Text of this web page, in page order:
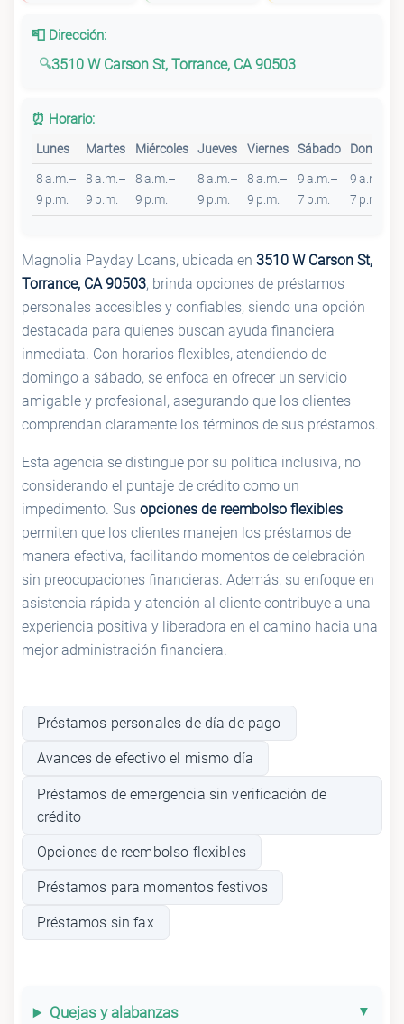
📮 Dirección:
3510 W Carson St, Torrance, CA 90503
⏰ Horario:
Lunes Martes Miércoles Jueves Viernes Sábado Domingo
8 a.m.–
9 p.m.
8 a.m.–
9 p.m.
8 a.m.–
9 p.m.
8 a.m.–
9 p.m.
8 a.m.–
9 p.m.
9 a.m.–
7 p.m.
9 a.m.–
7 p.m.
Magnolia Payday Loans, ubicada en 3510 W Carson St,
Torrance, CA 90503, brinda opciones de préstamos
personales accesibles y confiables, siendo una opción
destacada para quienes buscan ayuda financiera
inmediata. Con horarios flexibles, atendiendo de
domingo a sábado, se enfoca en ofrecer un servicio
amigable y profesional, asegurando que los clientes
comprendan claramente los términos de sus préstamos.
Esta agencia se distingue por su política inclusiva, no
considerando el puntaje de crédito como un
impedimento. Sus opciones de reembolso flexibles
permiten que los clientes manejen los préstamos de
manera efectiva, facilitando momentos de celebración
sin preocupaciones financieras. Además, su enfoque en
asistencia rápida y atención al cliente contribuye a una
experiencia positiva y liberadora en el camino hacia una
mejor administración financiera.
Préstamos personales de día de pago
Avances de efectivo el mismo día
Préstamos de emergencia sin verificación de
crédito
Opciones de reembolso flexibles
Préstamos para momentos festivos
Préstamos sin fax
Quejas y alabanzas